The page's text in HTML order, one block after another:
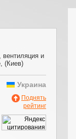
вентиляция и
(Киев)
Украина
Поднять
рейтинг